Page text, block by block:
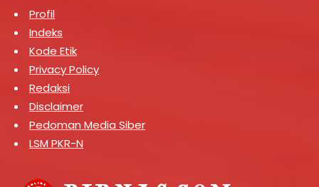
Profil
Indeks
Kode Etik
Privacy Policy
Redaksi
Disclaimer
Pedoman Media Siber
LSM PKR-N